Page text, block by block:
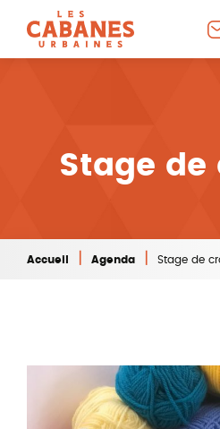
Stage de
Accueil Agenda Stage de